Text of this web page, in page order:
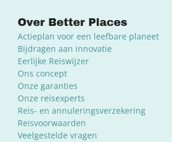
Over Better Places
Actieplan voor een leefbare planeet
Bijdragen aan innovatie
Eerlijke Reiswijzer
Ons concept
Onze garanties
Onze reisexperts
Reis- en annuleringsverzekering
Reisvoorwaarden
Veelgestelde vragen